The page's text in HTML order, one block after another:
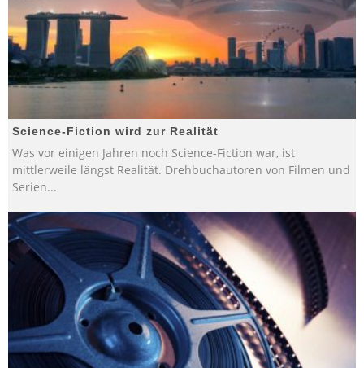
Science-Fiction wird zur Realität
Was vor einigen Jahren noch Science-Fiction war, ist
mittlerweile längst Realität. Drehbuchautoren von Filmen und
Serien...